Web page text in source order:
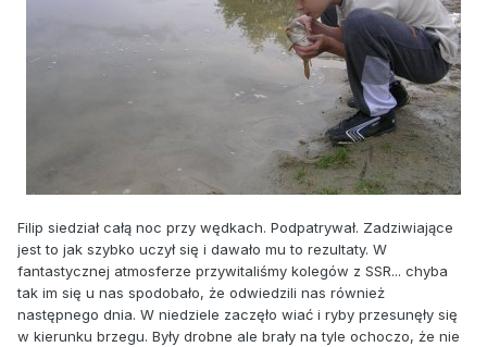
Filip siedział całą noc przy wędkach. Podpatrywał. Zadziwiające
jest to jak szybko uczył się i dawało mu to rezultaty. W
fantastycznej atmosferze przywitaliśmy kolegów z SSR... chyba
tak im się u nas spodobało, że odwiedzili nas również
następnego dnia. W niedziele zaczęło wiać i ryby przesunęły się
w kierunku brzegu. Były drobne ale brały na tyle ochoczo, że nie